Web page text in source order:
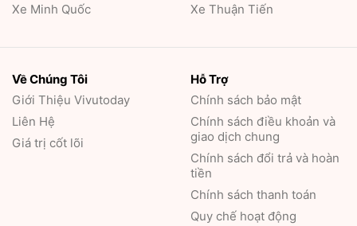
Xe Minh Quốc
Xe Thuận Tiến
Về Chúng Tôi
Giới Thiệu Vivutoday
Liên Hệ
Giá trị cốt lõi
Hỗ Trợ
Chính sách bảo mật
Chính sách điều khoản và
giao dịch chung
Chính sách đổi trả và hoàn
tiền
Chính sách thanh toán
Quy chế hoạt động